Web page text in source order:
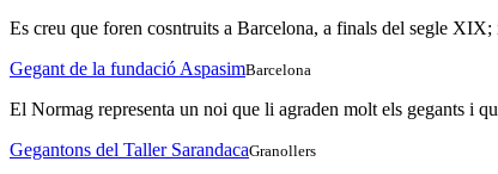
Es creu que foren cosntruits a Barcelona, a finals del segle
Gegant de la fundació AspasimBarcelona
El Normag representa un noi que li agraden molt els gegants i
Gegantons del Taller SarandacaGranollers